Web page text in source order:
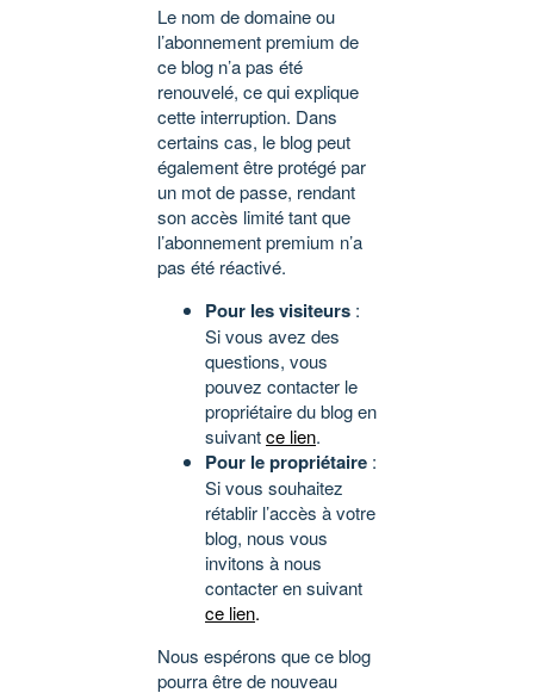
Le nom de domaine ou
l’abonnement premium de
ce blog n’a pas été
renouvelé, ce qui explique
cette interruption. Dans
certains cas, le blog peut
également être protégé par
un mot de passe, rendant
son accès limité tant que
l’abonnement premium n’a
pas été réactivé.
Pour les visiteurs :
Si vous avez des
questions, vous
pouvez contacter le
propriétaire du blog en
suivantce lien.
Pour le propriétaire :
Si vous souhaitez
rétablir l’accès à votre
blog, nous vous
invitons à nous
contacter en suivant
ce lien.
Nous espérons que ce blog
pourra être de nouveau